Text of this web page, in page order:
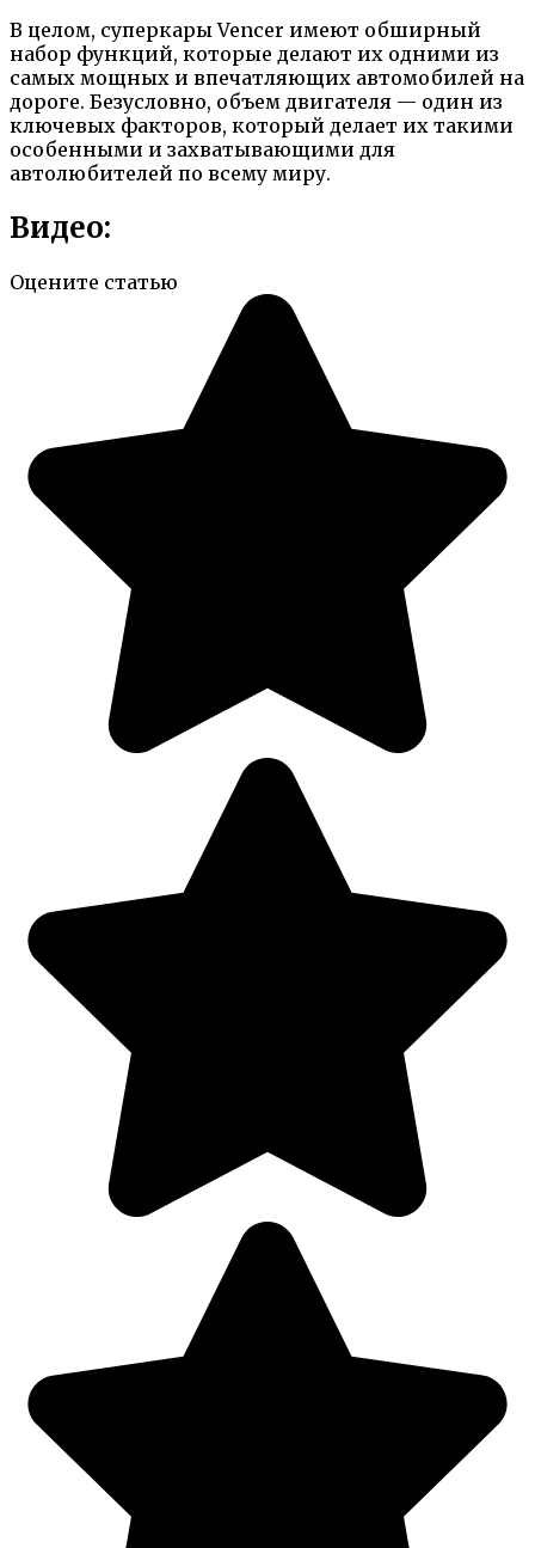
В целом, суперкары Vencer имеют обширный
набор функций, которые делают их одними из
самых мощных и впечатляющих автомобилей на
дороге. Безусловно, объем двигателя — один из
ключевых факторов, который делает их такими
особенными и захватывающими для
автолюбителей по всему миру.
Видео:
Оцените статью